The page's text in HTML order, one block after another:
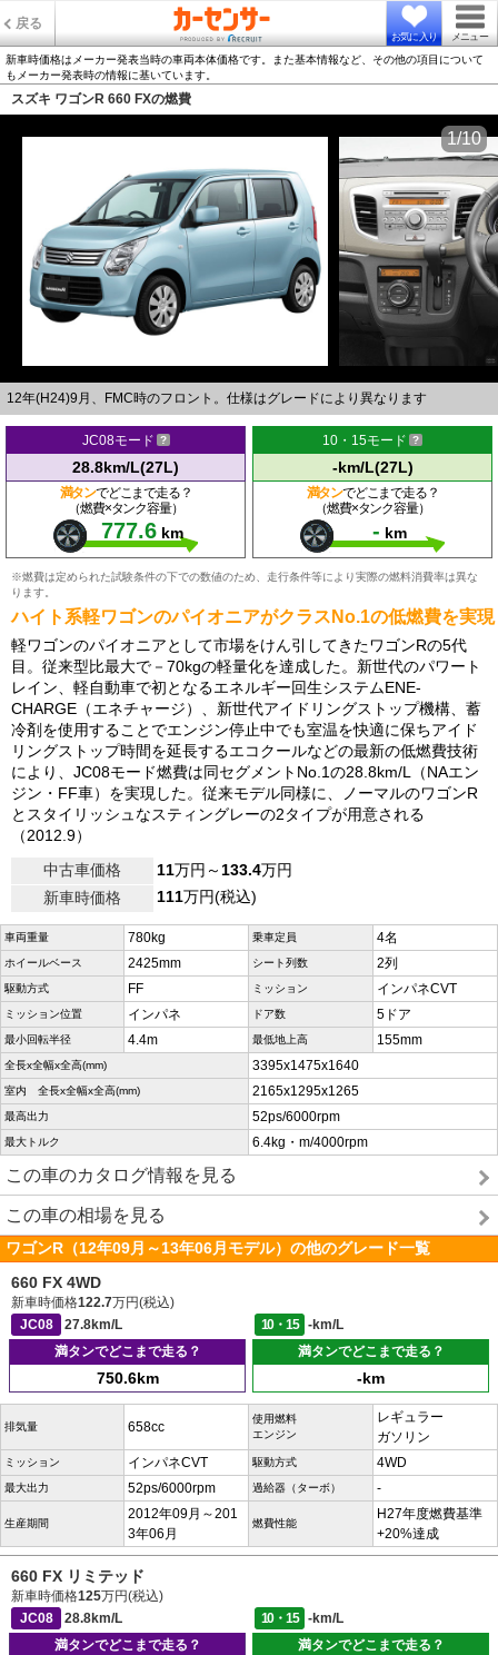
戻る
お気に入り メニュー
新車時価格はメーカー発表当時の車両本体価格です。また基本情報など、その他の項目について
もメーカー発表時の情報に基いています。
スズキ ワゴンR 660 FXの燃費
12年(H24)9月、FMC時のフロント。仕様はグレードにより異なります
1/10
JC08モード
28.8km/L(27L)
満タンでどこまで走る？
（燃費×タンク容量）
777.6 km
10・15モード
-km/L(27L)
満タンでどこまで走る？
（燃費×タンク容量）
- km
※燃費は定められた試験条件の下での数値のため、走行条件等により実際の燃料消費率は異な
ります。
ハイト系軽ワゴンのパイオニアがクラスNo.1の低燃費を実現
軽ワゴンのパイオニアとして市場をけん引してきたワゴンRの5代
目。従来型比最大で－70kgの軽量化を達成した。新世代のパワート
レイン、軽自動車で初となるエネルギー回生システムENE-
CHARGE（エネチャージ）、新世代アイドリングストップ機構、蓄
冷剤を使用することでエンジン停止中でも室温を快適に保ちアイド
リングストップ時間を延長するエコクールなどの最新の低燃費技術
により、JC08モード燃費は同セグメントNo.1の28.8km/L（NAエン
ジン・FF車）を実現した。従来モデル同様に、ノーマルのワゴンR
とスタイリッシュなスティングレーの2タイプが用意される
（2012.9）
中古車価格
11万円～133.4万円
新車時価格
111万円(税込)
車両重量 780kg 乗車定員 4名
ホイールベース 2425mm シート列数 2列
駆動方式 FF ミッション インパネCVT
ミッション位置 インパネ ドア数 5ドア
最小回転半径 4.4m 最低地上高 155mm
全長x全幅x全高(mm) 3395x1475x1640
室内 全長x全幅x全高(mm) 2165x1295x1265
最高出力 52ps/6000rpm
最大トルク 6.4kg・m/4000rpm
この車のカタログ情報を見る
この車の相場を見る
ワゴンR（12年09月～13年06月モデル）の他のグレード一覧
660 FX 4WD
新車時価格122.7万円(税込)
JC08
27.8km/L 10・15
-km/L
満タンでどこまで走る？
750.6km
満タンでどこまで走る？
-km
排気量 658cc
使用燃料
エンジン
レギュラー
ガソリン
ミッション インパネCVT 駆動方式 4WD
最大出力 52ps/6000rpm 過給器（ターボ） -
生産期間
2012年09月～201
3年06月
燃費性能
H27年度燃費基準
+20%達成
660 FX リミテッド
新車時価格125万円(税込)
JC08
28.8km/L 10・15
-km/L
満タンでどこまで走る？
満タンでどこまで走る？